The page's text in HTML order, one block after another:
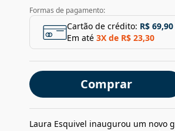
Formas de pagamento:
Cartão de crédito: R$ 69,90
Em até 3X de R$ 23,30
Comprar
Laura Esquivel inaugurou um novo